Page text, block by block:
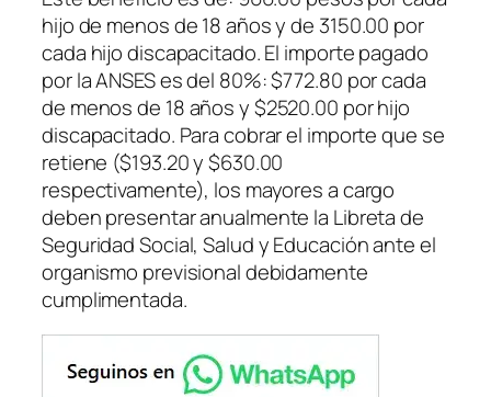
hijo de menos de 18 años y de 3150.00 por
cada hijo discapacitado. El importe pagado
por la ANSES es del 80%: $772.80 por cada
de menos de 18 años y $2520.00 por hijo
discapacitado. Para cobrar el importe que se
retiene ($193.20 y $630.00
respectivamente), los mayores a cargo
deben presentar anualmente la Libreta de
Seguridad Social, Salud y Educación ante el
organismo previsional debidamente
cumplimentada.